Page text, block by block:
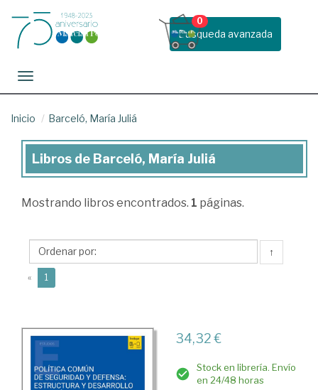
Busqueda avanzada
0
Toggle navigation
Inicio Barceló, María Juliá
Libros
Barceló,
Juliá
Libros de Barceló, María Juliá
Mostrando libros encontrados. 1 páginas.
↑
« 1
34,32 €
Stock en librería. Envío
en 24/48 horas